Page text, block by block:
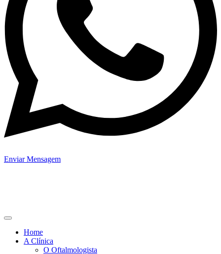
Enviar Mensagem
Home
A Clínica
O Oftalmologista